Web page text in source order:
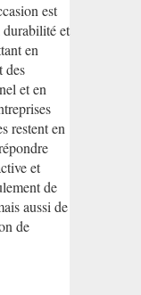
est
durabilité et
en
des
et en
restent en
et
de
aussi de
de